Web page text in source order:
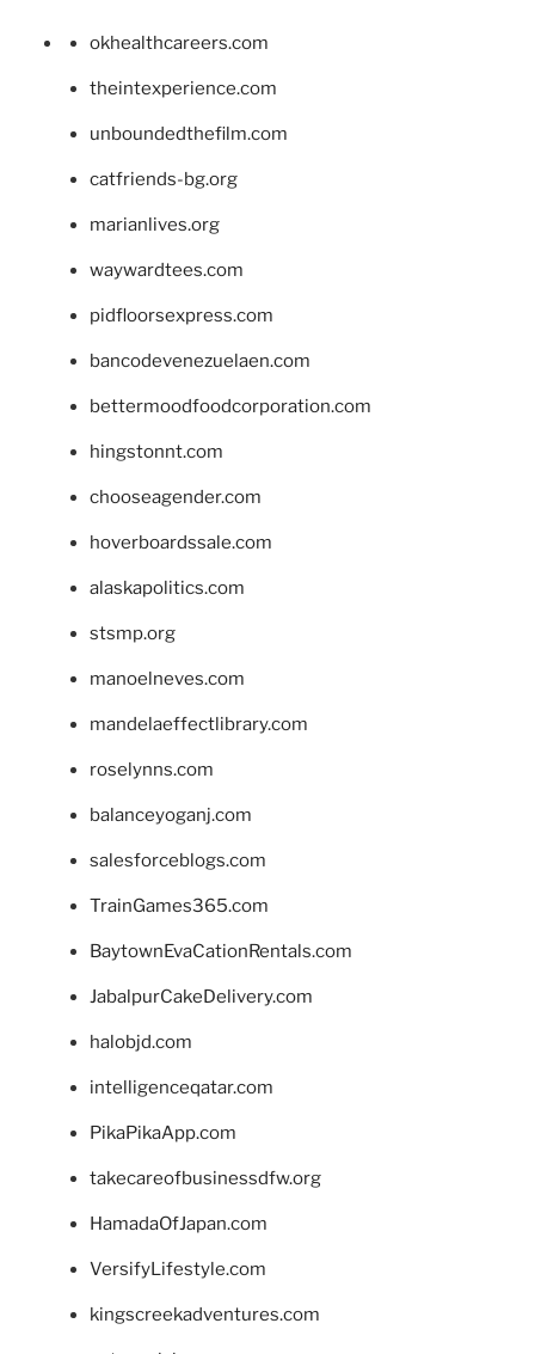
okhealthcareers.com
theintexperience.com
unboundedthefilm.com
catfriends-bg.org
marianlives.org
waywardtees.com
pidfloorsexpress.com
bancodevenezuelaen.com
bettermoodfoodcorporation.com
hingstonnt.com
chooseagender.com
hoverboardssale.com
alaskapolitics.com
stsmp.org
manoelneves.com
mandelaeffectlibrary.com
roselynns.com
balanceyoganj.com
salesforceblogs.com
TrainGames365.com
BaytownEvaCationRentals.com
JabalpurCakeDelivery.com
halobjd.com
intelligenceqatar.com
PikaPikaApp.com
takecareofbusinessdfw.org
HamadaOfJapan.com
VersifyLifestyle.com
kingscreekadventures.com